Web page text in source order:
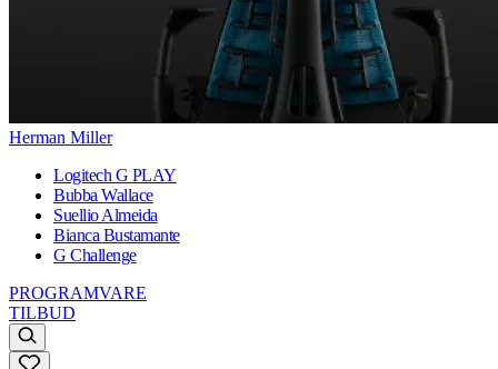
Herman Miller
Logitech G PLAY
Bubba Wallace
Suellio Almeida
Bianca Bustamante
G Challenge
PROGRAMVARE
TILBUD